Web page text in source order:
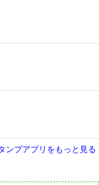
ンプアプリをもっと見る